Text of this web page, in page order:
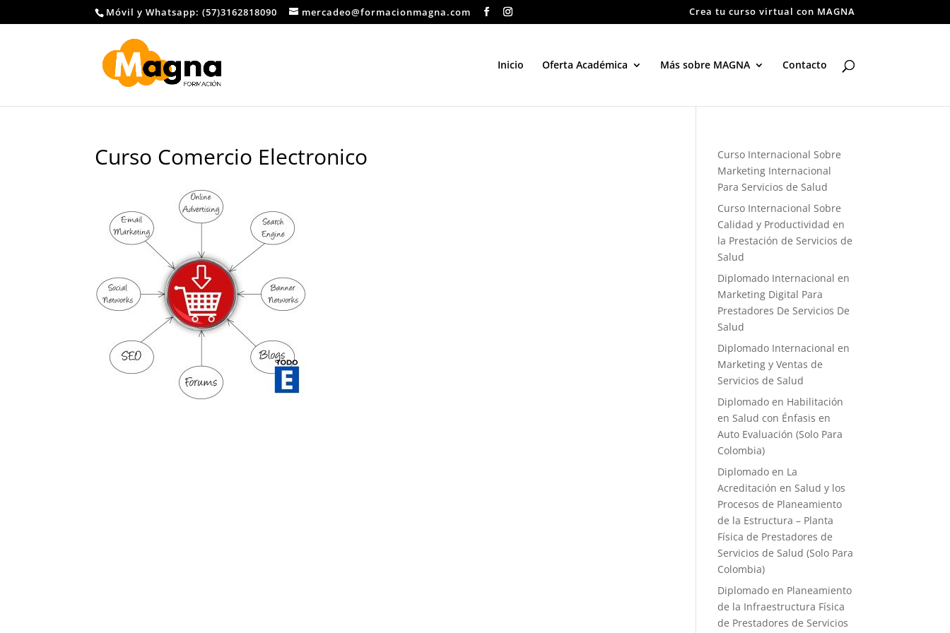
Móvil y Whatsapp: (57)3162818090 mercadeo@formacionmagna.com Crea tu curso virtual con MAGNA
Inicio Oferta Académica Más sobre MAGNA Contacto
Curso Comercio Electronico
Curso Internacional Sobre
Marketing Internacional
Para Servicios de Salud
Curso Internacional Sobre
Calidad y Productividad en
la Prestación de Servicios de
Salud
Diplomado Internacional en
Marketing Digital Para
Prestadores De Servicios De
Salud
Diplomado Internacional en
Marketing y Ventas de
Servicios de Salud
Diplomado en Habilitación
en Salud con Énfasis en
Auto Evaluación ​(Solo Para
Colombia)
Diplomado en La
Acreditación en Salud y los
Procesos de Planeamiento
de la Estructura – Planta
Física de Prestadores de
Servicios de Salud (Solo Para
Colombia)
Diplomado en Planeamiento
de la Infraestructura Física
de Prestadores de Servicios